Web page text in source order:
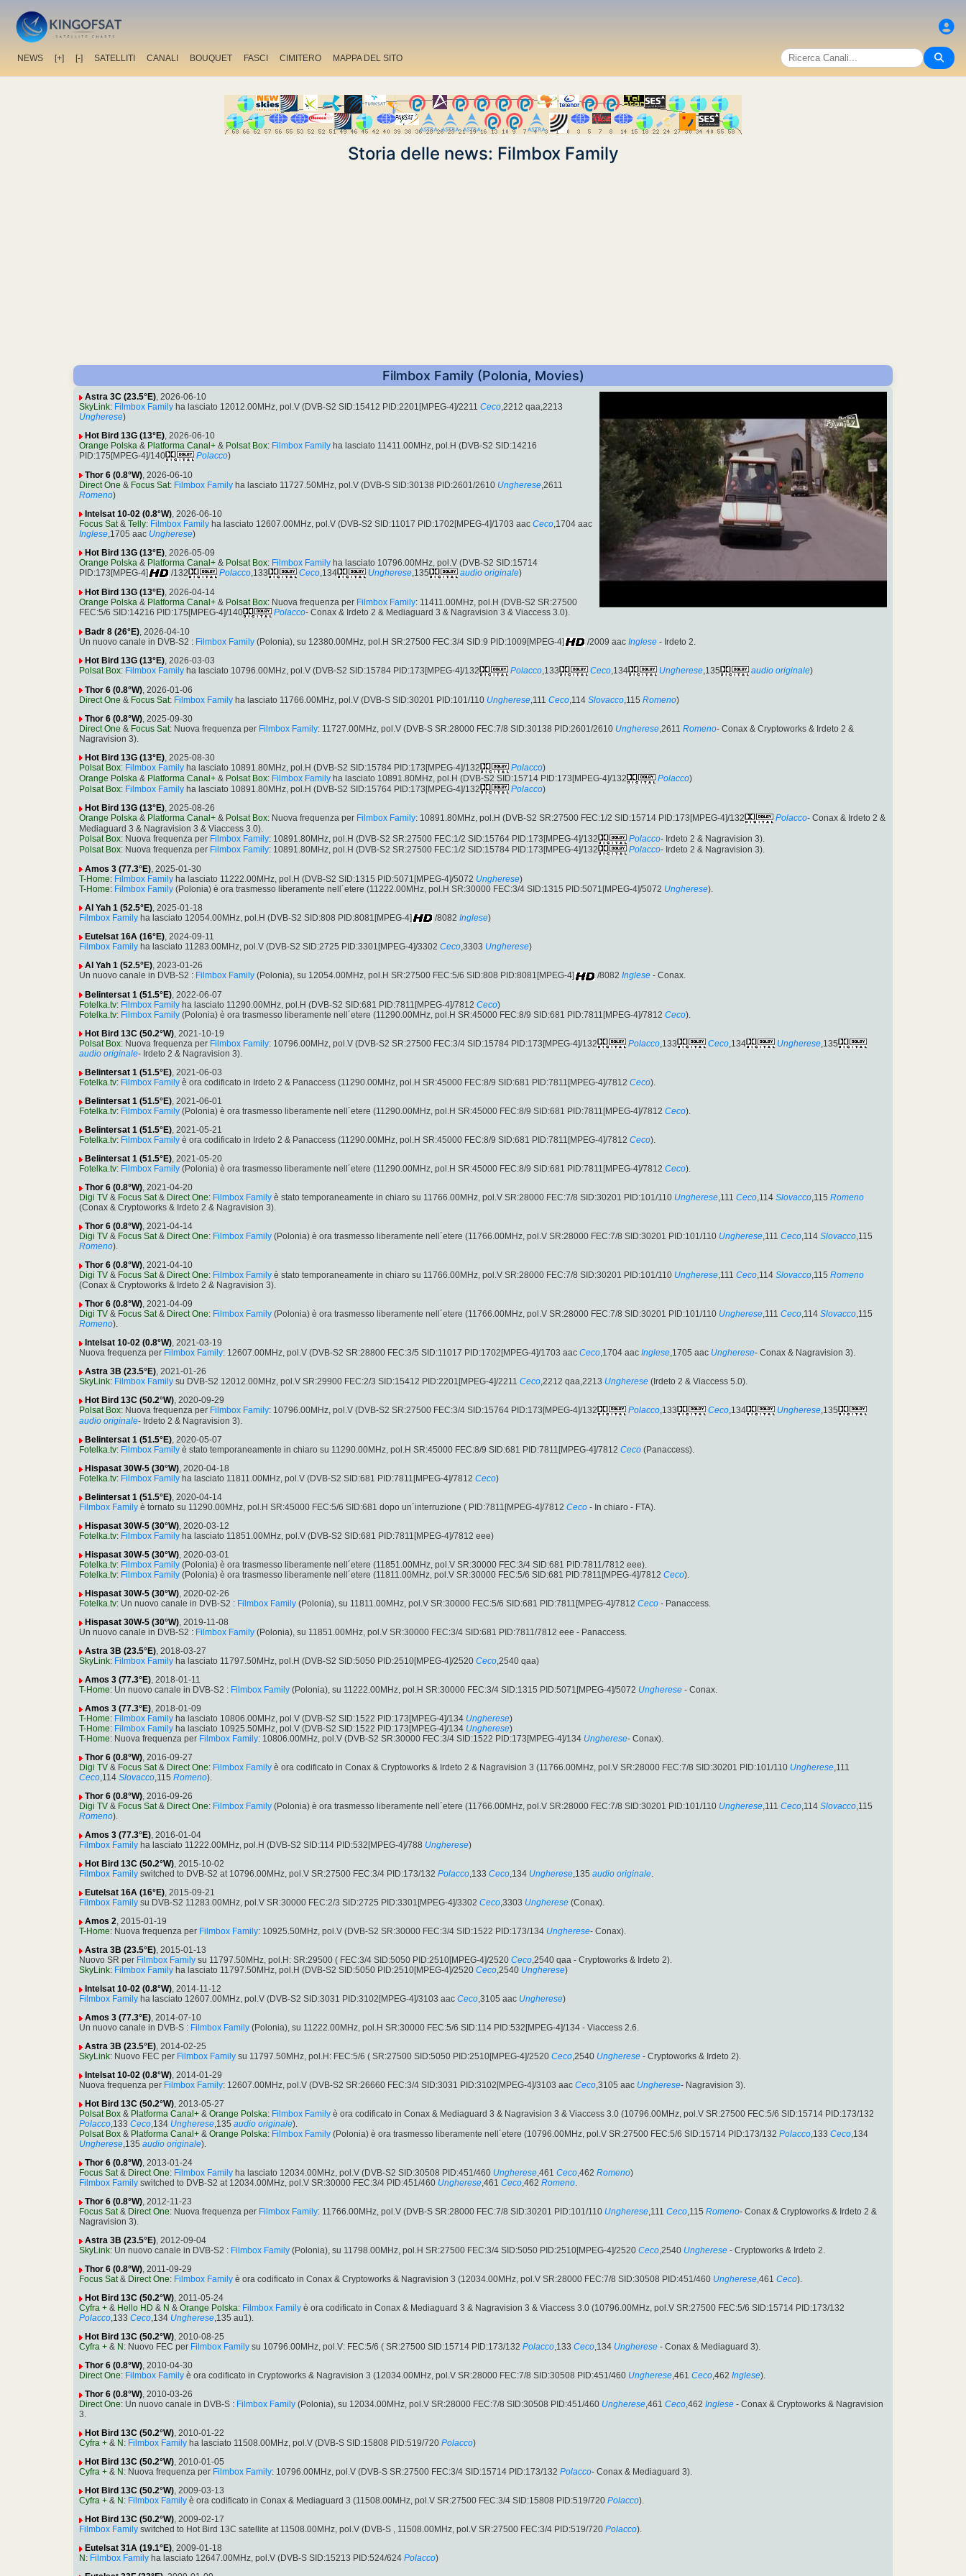
NEWS [+] [-] SATELLITI CANALI BOUQUET FASCI CIMITERO MAPPA DEL SITO
Storia delle news: Filmbox Family
Filmbox Family (Polonia, Movies)
Astra 3C (23.5°E), 2026-06-10
SkyLink: Filmbox Family ha lasciato 12012.00MHz, pol.V (DVB-S2 SID:15412 PID:2201[MPEG-4]/2211 Ceco,2212 qaa,2213
Ungherese)
Hot Bird 13G (13°E), 2026-06-10
Orange Polska & Platforma Canal+ & Polsat Box: Filmbox Family ha lasciato 11411.00MHz, pol.H (DVB-S2 SID:14216
PID:175[MPEG-4]/140
Polacco)
Thor 6 (0.8°W), 2026-06-10
Direct One & Focus Sat: Filmbox Family ha lasciato 11727.50MHz, pol.V (DVB-S SID:30138 PID:2601/2610 Ungherese,2611
Romeno)
Intelsat 10-02 (0.8°W), 2026-06-10
Focus Sat& Telly: Filmbox Family ha lasciato 12607.00MHz, pol.V (DVB-S2 SID:11017 PID:1702[MPEG-4]/1703 aac Ceco,1704 aac
Inglese,1705 aac Ungherese)
Hot Bird 13G (13°E), 2026-05-09
Orange Polska & Platforma Canal+ & Polsat Box: Filmbox Family ha lasciato 10796.00MHz, pol.V (DVB-S2 SID:15714
PID:173[MPEG-4]
/132 Polacco,133 Ceco,134 Ungherese,135 audio originale)
Hot Bird 13G (13°E), 2026-04-14
Orange Polska & Platforma Canal+ & Polsat Box: Nuova frequenza per Filmbox Family: 11411.00MHz, pol.H (DVB-S2 SR:27500
FEC:5/6 SID:14216 PID:175[MPEG-4]/140
Polacco- Conax & Irdeto 2 & Mediaguard 3 & Nagravision 3 & Viaccess 3.0).
Badr 8 (26°E) , 2026-04-10
Un nuovo canale in DVB-S2 : Filmbox Family (Polonia), su 12380.00MHz, pol.H SR:27500 FEC:3/4 SID:9 PID:1009[MPEG-4] /2009 aac Inglese - Irdeto 2.
Hot Bird 13G (13°E), 2026-03-03
Polsat Box: Filmbox Family ha lasciato 10796.00MHz, pol.V (DVB-S2 SID:15784 PID:173[MPEG-4]/132 Polacco,133 Ceco,134 Ungherese,135 audio originale)
Thor 6 (0.8°W), 2026-01-06
Direct One & Focus Sat: Filmbox Family ha lasciato 11766.00MHz, pol.V (DVB-S SID:30201 PID:101/110 Ungherese,111 Ceco,114 Slovacco,115 Romeno)
Thor 6 (0.8°W), 2025-09-30
Direct One & Focus Sat: Nuova frequenza per Filmbox Family: 11727.00MHz, pol.V (DVB-S SR:28000 FEC:7/8 SID:30138 PID:2601/2610 Ungherese,2611 Romeno- Conax & Cryptoworks & Irdeto 2 &
Nagravision 3).
Hot Bird 13G (13°E), 2025-08-30
Polsat Box: Filmbox Family ha lasciato 10891.80MHz, pol.H (DVB-S2 SID:15784 PID:173[MPEG-4]/132 Polacco)
Orange Polska & Platforma Canal+ & Polsat Box: Filmbox Family ha lasciato 10891.80MHz, pol.H (DVB-S2 SID:15714 PID:173[MPEG-4]/132 Polacco)
Polsat Box: Filmbox Family ha lasciato 10891.80MHz, pol.H (DVB-S2 SID:15764 PID:173[MPEG-4]/132 Polacco)
Hot Bird 13G (13°E), 2025-08-26
Orange Polska & Platforma Canal+ & Polsat Box: Nuova frequenza per Filmbox Family: 10891.80MHz, pol.H (DVB-S2 SR:27500 FEC:1/2 SID:15714 PID:173[MPEG-4]/132 Polacco- Conax & Irdeto 2 &
Mediaguard 3 & Nagravision 3 & Viaccess 3.0).
Polsat Box: Nuova frequenza per Filmbox Family: 10891.80MHz, pol.H (DVB-S2 SR:27500 FEC:1/2 SID:15764 PID:173[MPEG-4]/132 Polacco- Irdeto 2 & Nagravision 3).
Polsat Box: Nuova frequenza per Filmbox Family: 10891.80MHz, pol.H (DVB-S2 SR:27500 FEC:1/2 SID:15784 PID:173[MPEG-4]/132 Polacco- Irdeto 2 & Nagravision 3).
Amos 3 (77.3°E), 2025-01-30
T-Home: Filmbox Family ha lasciato 11222.00MHz, pol.H (DVB-S2 SID:1315 PID:5071[MPEG-4]/5072 Ungherese)
T-Home: Filmbox Family (Polonia) è ora trasmesso liberamente nell´etere (11222.00MHz, pol.H SR:30000 FEC:3/4 SID:1315 PID:5071[MPEG-4]/5072 Ungherese).
Al Yah 1 (52.5°E), 2025-01-18
Filmbox Family ha lasciato 12054.00MHz, pol.H (DVB-S2 SID:808 PID:8081[MPEG-4] /8082 Inglese)
Eutelsat 16A (16°E), 2024-09-11
Filmbox Family ha lasciato 11283.00MHz, pol.V (DVB-S2 SID:2725 PID:3301[MPEG-4]/3302 Ceco,3303 Ungherese)
Al Yah 1 (52.5°E), 2023-01-26
Un nuovo canale in DVB-S2 : Filmbox Family (Polonia), su 12054.00MHz, pol.H SR:27500 FEC:5/6 SID:808 PID:8081[MPEG-4] /8082 Inglese - Conax.
Belintersat 1 (51.5°E) , 2022-06-07
Fotelka.tv: Filmbox Family ha lasciato 11290.00MHz, pol.H (DVB-S2 SID:681 PID:7811[MPEG-4]/7812 Ceco)
Fotelka.tv: Filmbox Family (Polonia) è ora trasmesso liberamente nell´etere (11290.00MHz, pol.H SR:45000 FEC:8/9 SID:681 PID:7811[MPEG-4]/7812 Ceco).
Hot Bird 13C (50.2°W) , 2021-10-19
Polsat Box: Nuova frequenza per Filmbox Family: 10796.00MHz, pol.V (DVB-S2 SR:27500 FEC:3/4 SID:15784 PID:173[MPEG-4]/132 Polacco ,133 Ceco ,134 Ungherese ,135
audio originale- Irdeto 2 & Nagravision 3).
Belintersat 1 (51.5°E), 2021-06-03
Fotelka.tv: Filmbox Family è ora codificato in Irdeto 2 & Panaccess (11290.00MHz, pol.H SR:45000 FEC:8/9 SID:681 PID:7811[MPEG-4]/7812 Ceco).
Belintersat 1 (51.5°E), 2021-06-01
Fotelka.tv: Filmbox Family (Polonia) è ora trasmesso liberamente nell´etere (11290.00MHz, pol.H SR:45000 FEC:8/9 SID:681 PID:7811[MPEG-4]/7812 Ceco).
Belintersat 1 (51.5°E), 2021-05-21
Fotelka.tv: Filmbox Family è ora codificato in Irdeto 2 & Panaccess (11290.00MHz, pol.H SR:45000 FEC:8/9 SID:681 PID:7811[MPEG-4]/7812 Ceco).
Belintersat 1 (51.5°E), 2021-05-20
Fotelka.tv: Filmbox Family (Polonia) è ora trasmesso liberamente nell´etere (11290.00MHz, pol.H SR:45000 FEC:8/9 SID:681 PID:7811[MPEG-4]/7812 Ceco).
Thor 6 (0.8°W), 2021-04-20
Digi TV & Focus Sat& Direct One: Filmbox Family è stato temporaneamente in chiaro su 11766.00MHz, pol.V SR:28000 FEC:7/8 SID:30201 PID:101/110 Ungherese,111 Ceco,114 Slovacco,115 Romeno
(Conax & Cryptoworks & Irdeto 2 & Nagravision 3).
Thor 6 (0.8°W), 2021-04-14
Digi TV & Focus Sat& Direct One: Filmbox Family (Polonia) è ora trasmesso liberamente nell´etere (11766.00MHz, pol.V SR:28000 FEC:7/8 SID:30201 PID:101/110 Ungherese,111 Ceco,114 Slovacco,115
Romeno).
Thor 6 (0.8°W), 2021-04-10
Digi TV & Focus Sat& Direct One: Filmbox Family è stato temporaneamente in chiaro su 11766.00MHz, pol.V SR:28000 FEC:7/8 SID:30201 PID:101/110 Ungherese,111 Ceco,114 Slovacco,115 Romeno
(Conax & Cryptoworks & Irdeto 2 & Nagravision 3).
Thor 6 (0.8°W), 2021-04-09
Digi TV & Focus Sat& Direct One: Filmbox Family (Polonia) è ora trasmesso liberamente nell´etere (11766.00MHz, pol.V SR:28000 FEC:7/8 SID:30201 PID:101/110 Ungherese,111 Ceco,114 Slovacco,115
Romeno).
Intelsat 10-02 (0.8°W), 2021-03-19
Nuova frequenza per Filmbox Family: 12607.00MHz, pol.V (DVB-S2 SR:28800 FEC:3/5 SID:11017 PID:1702[MPEG-4]/1703 aac Ceco,1704 aac Inglese,1705 aac Ungherese- Conax & Nagravision 3).
Astra 3B (23.5°E), 2021-01-26
SkyLink: Filmbox Family su DVB-S2 12012.00MHz, pol.V SR:29900 FEC:2/3 SID:15412 PID:2201[MPEG-4]/2211 Ceco,2212 qaa,2213 Ungherese (Irdeto 2 & Viaccess 5.0).
Hot Bird 13C (50.2°W), 2020-09-29
Polsat Box: Nuova frequenza per Filmbox Family: 10796.00MHz, pol.V (DVB-S2 SR:27500 FEC:3/4 SID:15764 PID:173[MPEG-4]/132 Polacco,133 Ceco,134 Ungherese,135
audio originale- Irdeto 2 & Nagravision 3).
Belintersat 1 (51.5°E), 2020-05-07
Fotelka.tv: Filmbox Family è stato temporaneamente in chiaro su 11290.00MHz, pol.H SR:45000 FEC:8/9 SID:681 PID:7811[MPEG-4]/7812 Ceco (Panaccess).
Hispasat 30W-5 (30°W), 2020-04-18
Fotelka.tv: Filmbox Family ha lasciato 11811.00MHz, pol.V (DVB-S2 SID:681 PID:7811[MPEG-4]/7812 Ceco)
Belintersat 1 (51.5°E), 2020-04-14
Filmbox Family è tornato su 11290.00MHz, pol.H SR:45000 FEC:5/6 SID:681 dopo un´interruzione ( PID:7811[MPEG-4]/7812 Ceco - In chiaro - FTA).
Hispasat 30W-5 (30°W), 2020-03-12
Fotelka.tv: Filmbox Family ha lasciato 11851.00MHz, pol.V (DVB-S2 SID:681 PID:7811[MPEG-4]/7812 eee)
Hispasat 30W-5 (30°W), 2020-03-01
Fotelka.tv: Filmbox Family (Polonia) è ora trasmesso liberamente nell´etere (11851.00MHz, pol.V SR:30000 FEC:3/4 SID:681 PID:7811/7812 eee).
Fotelka.tv: Filmbox Family (Polonia) è ora trasmesso liberamente nell´etere (11811.00MHz, pol.V SR:30000 FEC:5/6 SID:681 PID:7811[MPEG-4]/7812 Ceco).
Hispasat 30W-5 (30°W), 2020-02-26
Fotelka.tv: Un nuovo canale in DVB-S2 : Filmbox Family (Polonia), su 11811.00MHz, pol.V SR:30000 FEC:5/6 SID:681 PID:7811[MPEG-4]/7812 Ceco - Panaccess.
Hispasat 30W-5 (30°W), 2019-11-08
Un nuovo canale in DVB-S2 : Filmbox Family (Polonia), su 11851.00MHz, pol.V SR:30000 FEC:3/4 SID:681 PID:7811/7812 eee - Panaccess.
Astra 3B (23.5°E), 2018-03-27
SkyLink: Filmbox Family ha lasciato 11797.50MHz, pol.H (DVB-S2 SID:5050 PID:2510[MPEG-4]/2520 Ceco,2540 qaa)
Amos 3 (77.3°E), 2018-01-11
T-Home: Un nuovo canale in DVB-S2 : Filmbox Family (Polonia), su 11222.00MHz, pol.H SR:30000 FEC:3/4 SID:1315 PID:5071[MPEG-4]/5072 Ungherese - Conax.
Amos 3 (77.3°E), 2018-01-09
T-Home: Filmbox Family ha lasciato 10806.00MHz, pol.V (DVB-S2 SID:1522 PID:173[MPEG-4]/134 Ungherese)
T-Home: Filmbox Family ha lasciato 10925.50MHz, pol.V (DVB-S2 SID:1522 PID:173[MPEG-4]/134 Ungherese)
T-Home: Nuova frequenza per Filmbox Family: 10806.00MHz, pol.V (DVB-S2 SR:30000 FEC:3/4 SID:1522 PID:173[MPEG-4]/134 Ungherese- Conax).
Thor 6 (0.8°W), 2016-09-27
Digi TV & Focus Sat& Direct One: Filmbox Family è ora codificato in Conax & Cryptoworks & Irdeto 2 & Nagravision 3 (11766.00MHz, pol.V SR:28000 FEC:7/8 SID:30201 PID:101/110 Ungherese,111
Ceco,114 Slovacco,115 Romeno).
Thor 6 (0.8°W), 2016-09-26
Digi TV & Focus Sat& Direct One: Filmbox Family (Polonia) è ora trasmesso liberamente nell´etere (11766.00MHz, pol.V SR:28000 FEC:7/8 SID:30201 PID:101/110 Ungherese,111 Ceco,114 Slovacco,115
Romeno).
Amos 3 (77.3°E), 2016-01-04
Filmbox Family ha lasciato 11222.00MHz, pol.H (DVB-S2 SID:114 PID:532[MPEG-4]/788 Ungherese)
Hot Bird 13C (50.2°W), 2015-10-02
Filmbox Family switched to DVB-S2 at 10796.00MHz, pol.V SR:27500 FEC:3/4 PID:173/132 Polacco,133 Ceco,134 Ungherese,135 audio originale.
Eutelsat 16A (16°E), 2015-09-21
Filmbox Family su DVB-S2 11283.00MHz, pol.V SR:30000 FEC:2/3 SID:2725 PID:3301[MPEG-4]/3302 Ceco,3303 Ungherese (Conax).
Amos 2, 2015-01-19
T-Home: Nuova frequenza per Filmbox Family: 10925.50MHz, pol.V (DVB-S2 SR:30000 FEC:3/4 SID:1522 PID:173/134 Ungherese- Conax).
Astra 3B (23.5°E), 2015-01-13
Nuovo SR per Filmbox Family su 11797.50MHz, pol.H: SR:29500 ( FEC:3/4 SID:5050 PID:2510[MPEG-4]/2520 Ceco,2540 qaa - Cryptoworks & Irdeto 2).
SkyLink: Filmbox Family ha lasciato 11797.50MHz, pol.H (DVB-S2 SID:5050 PID:2510[MPEG-4]/2520 Ceco,2540 Ungherese)
Intelsat 10-02 (0.8°W), 2014-11-12
Filmbox Family ha lasciato 12607.00MHz, pol.V (DVB-S2 SID:3031 PID:3102[MPEG-4]/3103 aac Ceco,3105 aac Ungherese)
Amos 3 (77.3°E), 2014-07-10
Un nuovo canale in DVB-S : Filmbox Family (Polonia), su 11222.00MHz, pol.H SR:30000 FEC:5/6 SID:114 PID:532[MPEG-4]/134 - Viaccess 2.6.
Astra 3B (23.5°E), 2014-02-25
SkyLink: Nuovo FEC per Filmbox Family su 11797.50MHz, pol.H: FEC:5/6 ( SR:27500 SID:5050 PID:2510[MPEG-4]/2520 Ceco,2540 Ungherese - Cryptoworks & Irdeto 2).
Intelsat 10-02 (0.8°W), 2014-01-29
Nuova frequenza per Filmbox Family: 12607.00MHz, pol.V (DVB-S2 SR:26660 FEC:3/4 SID:3031 PID:3102[MPEG-4]/3103 aac Ceco,3105 aac Ungherese- Nagravision 3).
Hot Bird 13C (50.2°W), 2013-05-27
Polsat Box & Platforma Canal+ & Orange Polska: Filmbox Family è ora codificato in Conax & Mediaguard 3 & Nagravision 3 & Viaccess 3.0 (10796.00MHz, pol.V SR:27500 FEC:5/6 SID:15714 PID:173/132
Polacco,133 Ceco,134 Ungherese,135 audio originale).
Polsat Box & Platforma Canal+ & Orange Polska: Filmbox Family (Polonia) è ora trasmesso liberamente nell´etere (10796.00MHz, pol.V SR:27500 FEC:5/6 SID:15714 PID:173/132 Polacco,133 Ceco,134
Ungherese,135 audio originale).
Thor 6 (0.8°W), 2013-01-24
Focus Sat& Direct One: Filmbox Family ha lasciato 12034.00MHz, pol.V (DVB-S2 SID:30508 PID:451/460 Ungherese,461 Ceco,462 Romeno)
Filmbox Family switched to DVB-S2 at 12034.00MHz, pol.V SR:30000 FEC:3/4 PID:451/460 Ungherese,461 Ceco,462 Romeno.
Thor 6 (0.8°W), 2012-11-23
Focus Sat& Direct One: Nuova frequenza per Filmbox Family: 11766.00MHz, pol.V (DVB-S SR:28000 FEC:7/8 SID:30201 PID:101/110 Ungherese,111 Ceco,115 Romeno- Conax & Cryptoworks & Irdeto 2 &
Nagravision 3).
Astra 3B (23.5°E), 2012-09-04
SkyLink: Un nuovo canale in DVB-S2 : Filmbox Family (Polonia), su 11798.00MHz, pol.H SR:27500 FEC:3/4 SID:5050 PID:2510[MPEG-4]/2520 Ceco,2540 Ungherese - Cryptoworks & Irdeto 2.
Thor 6 (0.8°W), 2011-09-29
Focus Sat& Direct One: Filmbox Family è ora codificato in Conax & Cryptoworks & Nagravision 3 (12034.00MHz, pol.V SR:28000 FEC:7/8 SID:30508 PID:451/460 Ungherese,461 Ceco).
Hot Bird 13C (50.2°W), 2011-05-24
Cyfra + & Hello HD & N & Orange Polska: Filmbox Family è ora codificato in Conax & Mediaguard 3 & Nagravision 3 & Viaccess 3.0 (10796.00MHz, pol.V SR:27500 FEC:5/6 SID:15714 PID:173/132
Polacco,133 Ceco,134 Ungherese,135 au1).
Hot Bird 13C (50.2°W), 2010-08-25
Cyfra + & N : Nuovo FEC per Filmbox Family su 10796.00MHz, pol.V: FEC:5/6 ( SR:27500 SID:15714 PID:173/132 Polacco,133 Ceco,134 Ungherese - Conax & Mediaguard 3).
Thor 6 (0.8°W), 2010-04-30
Direct One: Filmbox Family è ora codificato in Cryptoworks & Nagravision 3 (12034.00MHz, pol.V SR:28000 FEC:7/8 SID:30508 PID:451/460 Ungherese,461 Ceco,462 Inglese).
Thor 6 (0.8°W), 2010-03-26
Direct One: Un nuovo canale in DVB-S : Filmbox Family (Polonia), su 12034.00MHz, pol.V SR:28000 FEC:7/8 SID:30508 PID:451/460 Ungherese,461 Ceco,462 Inglese - Conax & Cryptoworks & Nagravision
3.
Hot Bird 13C (50.2°W), 2010-01-22
Cyfra + & N : Filmbox Family ha lasciato 11508.00MHz, pol.V (DVB-S SID:15808 PID:519/720 Polacco)
Hot Bird 13C (50.2°W), 2010-01-05
Cyfra + & N : Nuova frequenza per Filmbox Family: 10796.00MHz, pol.V (DVB-S SR:27500 FEC:3/4 SID:15714 PID:173/132 Polacco- Conax & Mediaguard 3).
Hot Bird 13C (50.2°W), 2009-03-13
Cyfra + & N : Filmbox Family è ora codificato in Conax & Mediaguard 3 (11508.00MHz, pol.V SR:27500 FEC:3/4 SID:15808 PID:519/720 Polacco).
Hot Bird 13C (50.2°W), 2009-02-17
Filmbox Family switched to Hot Bird 13C satellite at 11508.00MHz, pol.V (DVB-S , 11508.00MHz, pol.V SR:27500 FEC:3/4 PID:519/720 Polacco).
Eutelsat 31A (19.1°E), 2009-01-18
N : Filmbox Family ha lasciato 12647.00MHz, pol.V (DVB-S SID:15213 PID:524/624 Polacco)